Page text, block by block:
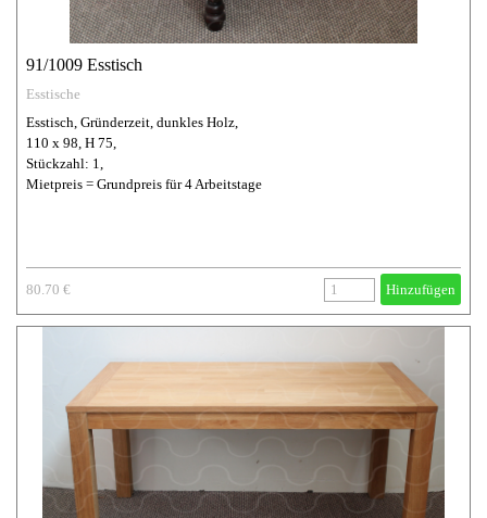
91/1009 Esstisch
Esstische
Esstisch, Gründerzeit, dunkles Holz,
110 x 98, H 75,
Stückzahl: 1,
Mietpreis = Grundpreis für 4 Arbeitstage
80.70 € Hinzufügen